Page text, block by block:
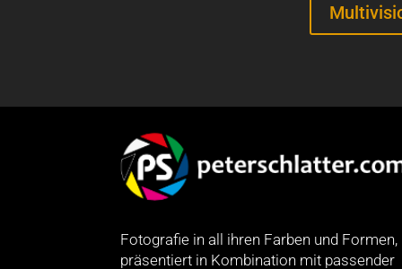
Fotografie in all ihren Farben und Formen,
präsentiert in Kombination mit passender